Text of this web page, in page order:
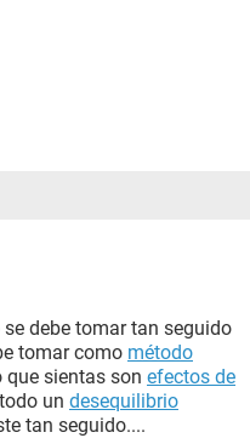
debe tomar tan seguido
tomar como método
que sientas son efectos de
un desequilibrio
tan seguido....